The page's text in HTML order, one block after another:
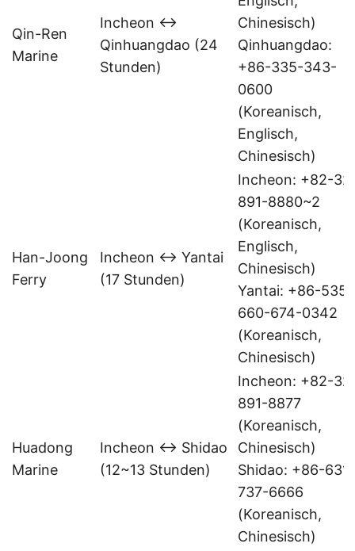
Qin-Ren
Marine
Incheon ↔
Qinhuangdao (24
Stunden)
Chinesisch)
Qinhuangdao:
+86-335-343-
0600
(Koreanisch,
Englisch,
Chinesisch)
Han-Joong
Ferry
Incheon ↔ Yantai
(17 Stunden)
Incheon: +82-
891-8880~2
(Koreanisch,
Englisch,
Chinesisch)
Yantai: +86-535-
660-674-0342
(Koreanisch,
Chinesisch)
Huadong
Marine
Incheon ↔ Shidao
(12~13 Stunden)
Incheon: +82-
891-8877
(Koreanisch,
Chinesisch)
Shidao: +86-631-
737-6666
(Koreanisch,
Chinesisch)